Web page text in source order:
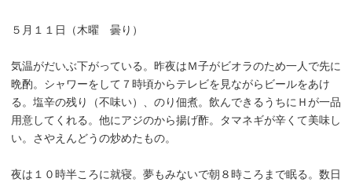
５月１１日（木曜 曇り）
気温がだいぶ下がっている。昨夜はＭ子がビオラのため一人で先に
晩酌。シャワーをして７時頃からテレビを見ながらビールをあけ
る。塩辛の残り（不味い）、のり佃煮。飲んできるうちにＨが一品
用意してくれる。他にアジのから揚げ酢。タマネギが辛くて美味し
い。さやえんどうの炒めたもの。
夜は１０時半ころに就寝。夢もみないで朝８時ころまで眠る。数日